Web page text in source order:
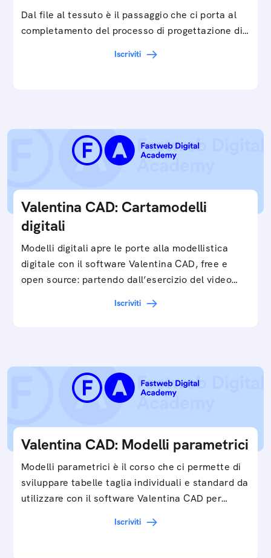
Dal file al tessuto è il passaggio che ci porta al
completamento del processo di progettazione di
Iscriviti
Valentina CAD: Cartamodelli
digitali
Modelli digitali apre le porte alla modellistica
digitale con il software Valentina CAD, free e
open source: partendo dall’esercizio del video…
Iscriviti
Valentina CAD: Modelli parametrici
Modelli parametrici è il corso che ci permette di
sviluppare tabelle taglia individuali e standard da
utilizzare con il software Valentina CAD per…
Iscriviti